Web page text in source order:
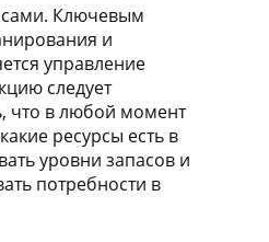
Ключевым
и
управление
следует
что в любой момент
ресурсы есть в
уровни запасов и
потребности в